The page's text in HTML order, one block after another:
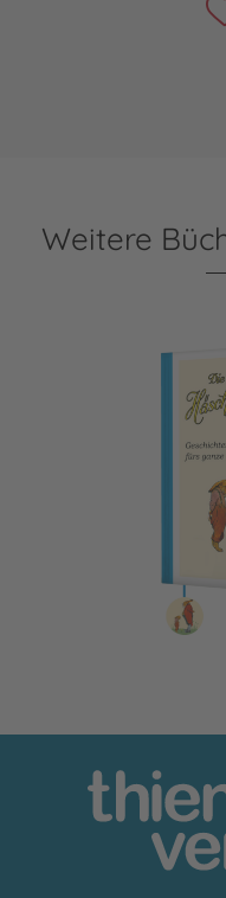
Weitere
Die Häschenschule: